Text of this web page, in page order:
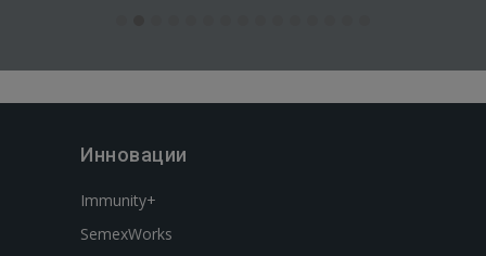
Инновации
Immunity+
SemexWorks